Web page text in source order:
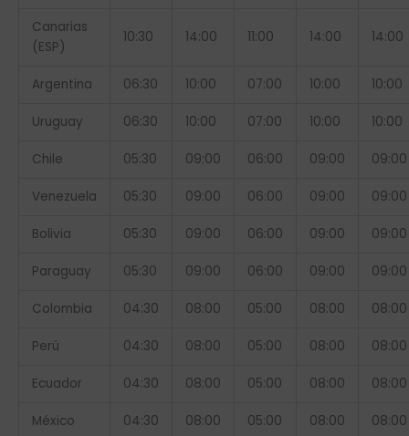
Canarias
(ESP)
10:30 14:00 11:00 14:00 14:00
Argentina 06:30 10:00 07:00 10:00 10:00
Uruguay 06:30 10:00 07:00 10:00 10:00
Chile 05:30 09:00 06:00 09:00 09:00
Venezuela 05:30 09:00 06:00 09:00 09:00
Bolivia 05:30 09:00 06:00 09:00 09:00
Paraguay 05:30 09:00 06:00 09:00 09:00
Colombia 04:30 08:00 05:00 08:00 08:00
Perú 04:30 08:00 05:00 08:00 08:00
Ecuador 04:30 08:00 05:00 08:00 08:00
México 04:30 08:00 05:00 08:00 08:00